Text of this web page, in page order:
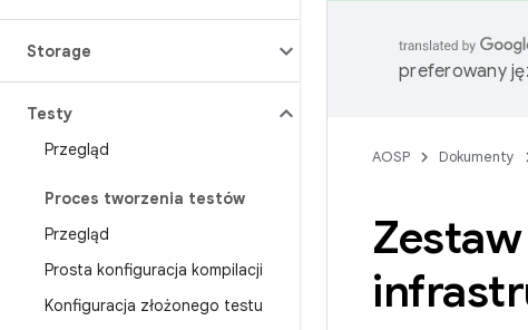
Storage
Testy
Przegląd
Proces tworzenia testów
Przegląd
Prosta konfiguracja kompilacji
Konfiguracja złożonego testu
preferowany
AOSP Dokumenty